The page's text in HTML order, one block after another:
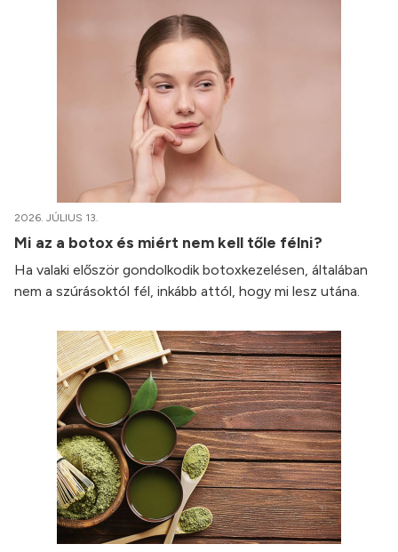
2026. JÚLIUS 13.
Mi az a botox és miért nem kell tőle félni?
Ha valaki először gondolkodik botoxkezelésen, általában
nem a szúrásoktól fél, inkább attól, hogy mi lesz utána.